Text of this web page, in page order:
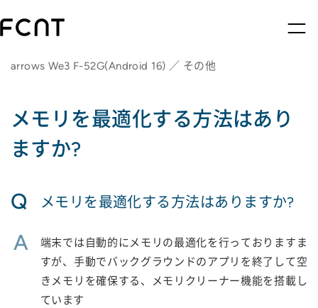
arrows We3 F-52G(Android 16) ／ その他
メモリを最適化する方法はあり
ますか?
Q メモリを最適化する方法はありますか?
A
端末では自動的にメモリの最適化を行っておりますま
すが、手動でバックグラウンドのアプリを終了して空
きメモリを確保する、メモリクリーナー機能を搭載し
ています